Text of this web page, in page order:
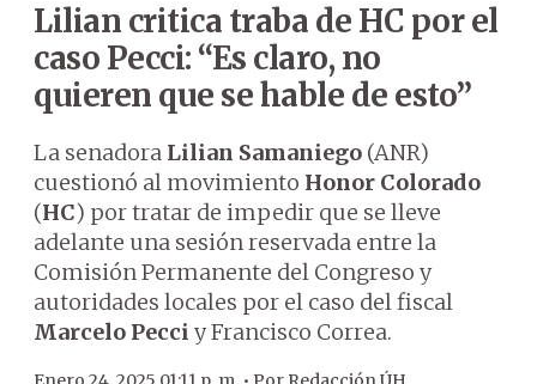
Lilian critica traba de HC por el
caso Pecci: “Es claro, no
quieren que se hable de esto”
La senadora Lilian Samaniego (ANR)
cuestionó al movimiento Honor Colorado
(HC) por tratar de impedir que se lleve
adelante una sesión reservada entre la
Comisión Permanente del Congreso y
autoridades locales por el caso del fiscal
Marcelo Pecci y Francisco Correa.